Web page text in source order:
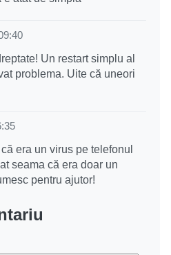
Un restart simplu al
problema. Uite că uneori
era un virus pe telefonul
seama că era doar un
pentru ajutor!